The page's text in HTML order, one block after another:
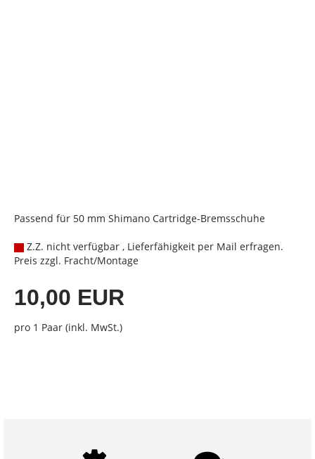
Passend für 50 mm Shimano Cartridge-Bremsschuhe
Z.Z. nicht verfügbar , Lieferfähigkeit per Mail erfragen.
Preis zzgl. Fracht/Montage
10,00 EUR
pro 1 Paar (inkl. MwSt.)